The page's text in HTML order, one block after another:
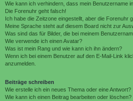
Wie kann ich verhindern, dass mein Benutzername
Die Forenuhr geht falsch!
Ich habe die Zeitzone eingestellt, aber die Forenuhr
Meine Sprache steht auf diesem Board nicht zur
Was sind das für Bilder, die bei meinem
Wie verwende ich einen Avatar?
Was ist mein Rang und wie kann ich ihn ändern?
Wenn ich bei einem Benutzer auf den E-Mail-Link
anzumelden.
Beiträge schreiben
Wie erstelle ich ein neues Thema oder eine Antwort?
Wie kann ich einen Beitrag bearbeiten oder löschen?